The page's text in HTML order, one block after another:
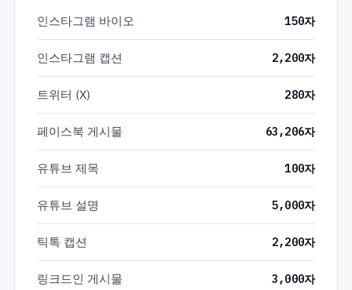
인스타그램 바이오 150자
인스타그램 캡션 2,200자
트위터 (X) 280자
페이스북 게시물 63,206자
유튜브 제목 100자
유튜브 설명 5,000자
틱톡 캡션 2,200자
링크드인 게시물 3,000자